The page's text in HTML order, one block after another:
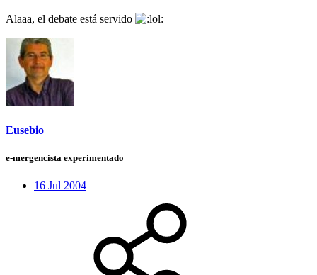
Alaaa, el debate está servido
Eusebio
e-mergencista experimentado
16 Jul 2004